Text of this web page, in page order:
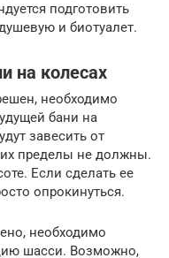
подготовить
и биотуалет.
на колесах
необходимо
бани на
завесить от
их пределы не должны.
Если сделать ее
опрокинуться.
необходимо
шасси. Возможно,